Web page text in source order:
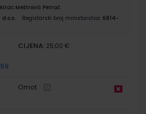
Meštrović Petrač
d.o.o. Registarski broj ministarstva: 6814-
CIJENA: 25,00 €
Omot